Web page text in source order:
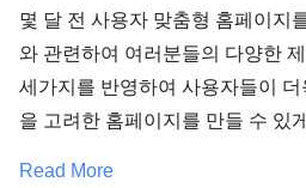
몇 달 전 사용자 맞춤형 홈페이지
와 관련하여 여러분들의 다양한
세가지를 반영하여 사용자들이
을 고려한 홈페이지를 만들 수 있
Read More